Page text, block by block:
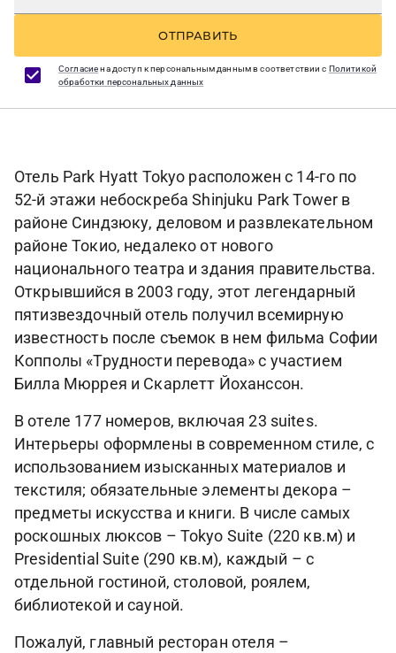
ОТПРАВИТЬ
Согласиена доступ к персональным данным в соответствии с Политикой
обработки персональных данных
Отель Park Hyatt Tokyo расположен с 14-го по
52-й этажи небоскреба Shinjuku Park Tower в
районе Синдзюку, деловом и развлекательном
районе Токио, недалеко от нового
национального театра и здания правительства.
Открывшийся в 2003 году, этот легендарный
пятизвездочный отель получил всемирную
известность после съемок в нем фильма Софии
Копполы «Трудности перевода» с участием
Билла Мюррея и Скарлетт Йоханссон.
В отеле 177 номеров, включая 23 suites.
Интерьеры оформлены в современном стиле, с
использованием изысканных материалов и
текстиля; обязательные элементы декора –
предметы искусства и книги. В числе самых
роскошных люксов – Tokyo Suite (220 кв.м) и
Presidential Suite (290 кв.м), каждый – с
отдельной гостиной, столовой, роялем,
библиотекой и сауной.
Пожалуй, главный ресторан отеля –